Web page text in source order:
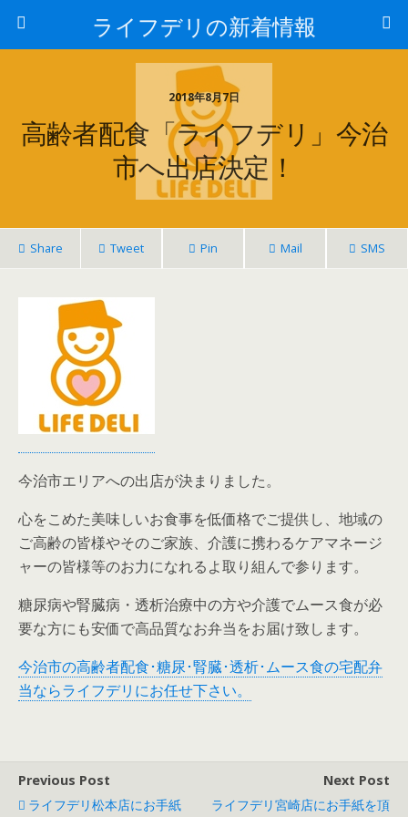
ライフデリの新着情報
2018年8月7日
高齢者配食「ライフデリ」今治
市へ出店決定！
Share Tweet Pin Mail SMS
今治市エリアへの出店が決まりました。
心をこめた美味しいお食事を低価格でご提供し、地域の
ご高齢の皆様やそのご家族、介護に携わるケアマネージ
ャーの皆様等のお力になれるよ取り組んで参ります。
糖尿病や腎臓病・透析治療中の方や介護でムース食が必
要な方にも安価で高品質なお弁当をお届け致します。
今治市の高齢者配食･糖尿･腎臓･透析･ムース食の宅配弁
当ならライフデリにお任せ下さい。
Previous Post
ライフデリ松本店にお手紙
Next Post
ライフデリ宮崎店にお手紙を頂